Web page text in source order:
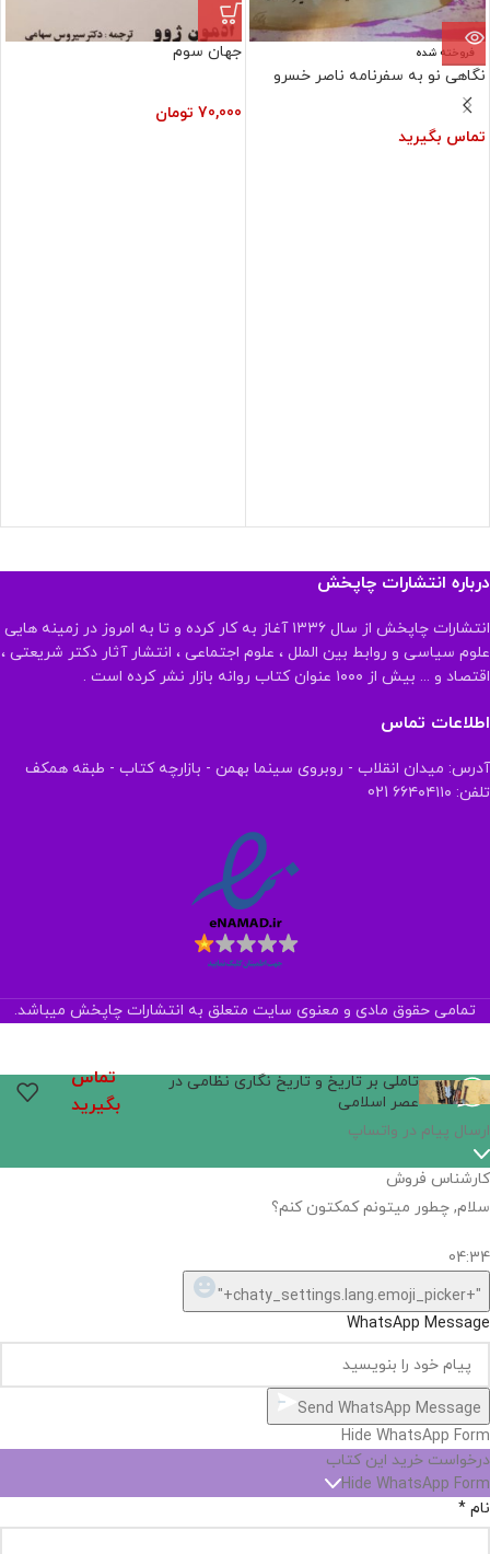
فروخته شده
نگاهی نو به سفرنامه ناصر خسرو
تماس بگیرید
جهان سوم
70,000 تومان
درباره انتشارات چاپخش
انتشارات چاپخش از سال ۱۳۳۶ آغاز به کار کرده و تا به امروز در زمینه هایی
علوم سیاسی و روابط بین الملل ، علوم اجتماعی ، انتشار آثار دکتر شریعتی ،
اقتصاد و ... بیش از ۱۰۰۰ عنوان کتاب روانه بازار نشر کرده است .
اطلاعات تماس
آدرس: میدان انقلاب - روبروی سینما بهمن - بازارچه کتاب - طبقه همکف
تلفن: ۶۶۴۰۴۱۱۰ 021
تمامی حقوق مادی و معنوی سایت متعلق به انتشارات چاپخش میباشد.
تاملی بر تاریخ و تاریخ نگاری نظامی در
عصر اسلامی
تماس
بگیرید
ارسال پیام در واتساپ
کارشناس فروش
سلام, چطور میتونم کمکتون کنم؟
04:34
"+chaty_settings.lang.emoji_picker+"
WhatsApp Message
Send WhatsApp Message
Hide WhatsApp Form
درخواست خرید این کتاب
Hide WhatsApp Form
نام *